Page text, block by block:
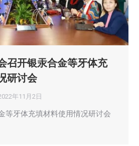
召开银汞合金等牙体充
研讨会
年11月2日
等牙体充填材料使用情况研讨会